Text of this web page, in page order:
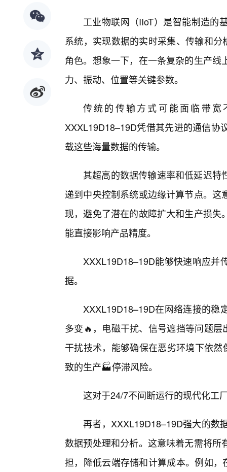
工业物联网（IIoT）是智能制造的
系统，实现数据的实时采集、传输和
角色。想象一下，在一条复杂的生产
力、振动、位置等关键参数。
传统的传输方式可能面临带
XXXL19D18–19D凭借其先进的通信
载这些海量数据的传输。
其超高的数据传输速率和低延迟
递到中央控制系统或边缘计算节点。
现，避免了潜在的故障扩大和生产损
能直接影响产品精度。
XXXL19D18–19D能够快速响应并
据。
XXXL19D18–19D在网络连接的稳
多变🔥，电磁干扰、信号遮挡等问题
干扰技术，能够确保在恶劣环境下依
致的生产🏭停滞风险。
这对于24/7不间断运行的现代化工
再者，XXXL19D18–19D强大的数
数据预处理和分析。这意味着无需将
担，降低云端存储和计算成本。例如